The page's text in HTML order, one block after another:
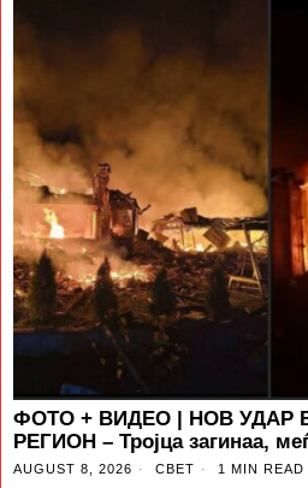
ФОТО + ВИДЕО | НОВ УДАР
РЕГИОН – Тројца загинаа,
AUGUST 8, 2026 СВЕТ 1 MIN READ